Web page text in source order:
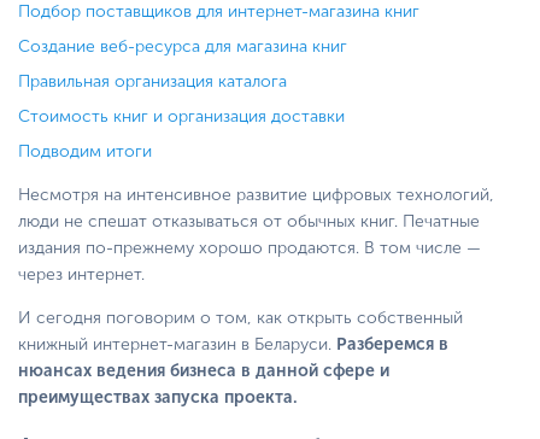
Несмотря на интенсивное развитие цифровых технологий,
люди не спешат отказываться от обычных книг. Печатные
издания по-прежнему хорошо продаются. В том числе —
через интернет.
И сегодня поговорим о том, как открыть собственный
книжный интернет-магазин в Беларуси. Разберемся в
нюансах ведения бизнеса в данной сфере и
преимуществах запуска проекта.
Подбор поставщиков для интернет-магазина книг
Создание веб-ресурса для магазина книг
Правильная организация каталога
Стоимость книг и организация доставки
Подводим итоги